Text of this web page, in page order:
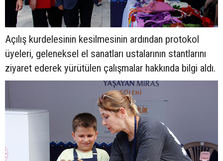
Açılış kurdelesinin kesilmesinin ardından protokol
üyeleri, geleneksel el sanatları ustalarının stantlarını
ziyaret ederek yürütülen çalışmalar hakkında bilgi aldı.